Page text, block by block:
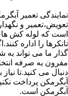
نمایندگی تعمیر
تعویض،تعمیر و
است که لوله کش
تانکرها را اداره
گذار ما می تواند
مقرون به صرفه
دنبال می کنید.تا
آبگرمکن پرداخت
آبگرمکن است.